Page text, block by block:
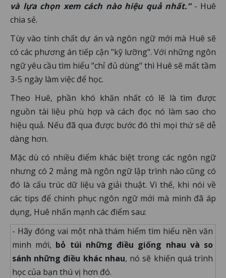
và lựa chọn xem cách nào hiệu quả nhất.”- Huê
chia sẻ.
Tùy vào tính chất dự án và ngôn ngữ mới mà Huê sẽ
có các phương án tiếp cận "kỹ lưỡng". Với những ngôn
ngữ yêu cầu tìm hiểu "chỉ đủ dùng" thì Huê sẽ mất tầm
3-5 ngày làm việc để học.
Theo Huê, phần khó khăn nhất có lẽ là tìm được
nguồn tài liệu phù hợp và cách đọc nó làm sao cho
hiệu quả. Nếu đã qua được bước đó thì mọi thứ sẽ dễ
dàng hơn.
Mặc dù có nhiều điểm khác biệt trong các ngôn ngữ
nhưng có 2 mảng mà ngôn ngữ lập trình nào cũng có
đó là cấu trúc dữ liệu và giải thuật. Vì thế, khi nói về
các tips để chinh phục ngôn ngữ mới mà mình đã áp
dụng, Huê nhấn mạnh các điểm sau:
- Hãy đóng vai một nhà thám hiểm tìm hiểu nền văn
minh mới, bỏ túi những điều giống nhau và so
sánh những điều khác nhau, nó sẽ khiến quá trình
học của bạn thú vị hơn đó.